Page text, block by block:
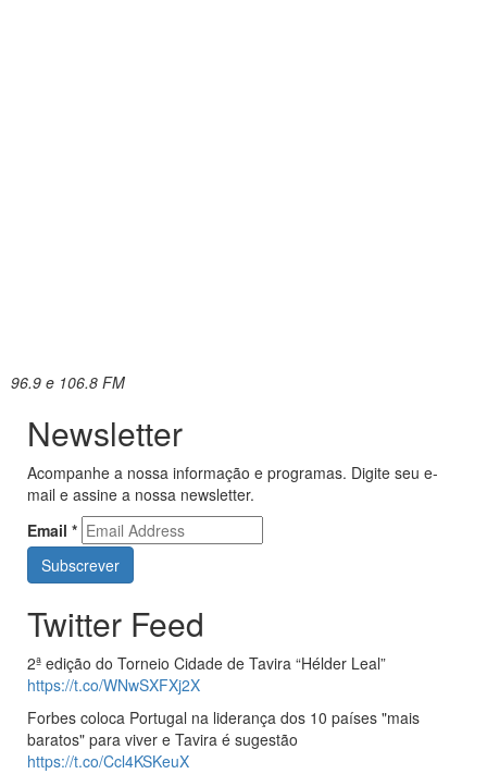
96.9 e 106.8 FM
Newsletter
Acompanhe a nossa informação e programas. Digite seu e-
mail e assine a nossa newsletter.
Email *
Twitter Feed
2ª edição do Torneio Cidade de Tavira “Hélder Leal”
https://t.co/WNwSXFXj2X
Forbes coloca Portugal na liderança dos 10 países "mais
baratos" para viver e Tavira é sugestão
https://t.co/Ccl4KSKeuX